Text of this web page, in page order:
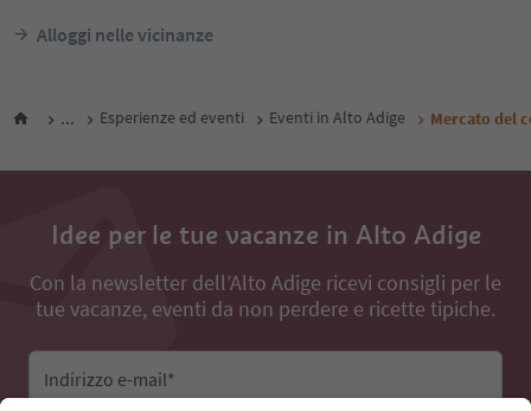
Alloggi nelle vicinanze
... Esperienze ed eventi Eventi in Alto Adige Mercato del
Idee per le tue vacanze in Alto Adige
Con la newsletter dell’Alto Adige ricevi consigli per le
tue vacanze, eventi da non perdere e ricette tipiche.
Indirizzo e-mail*